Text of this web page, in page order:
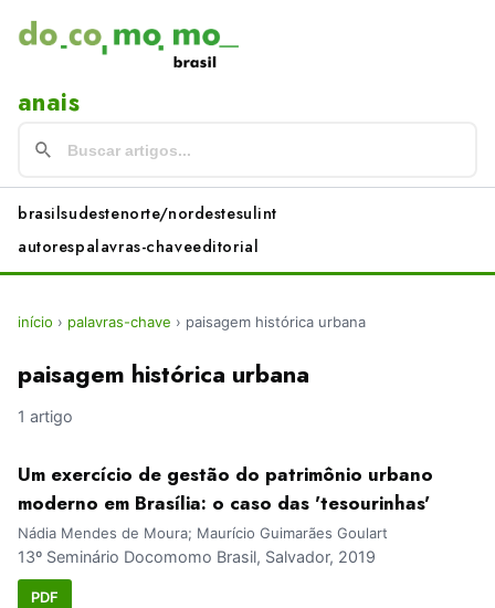
anais
brasilsudestenorte/nordestesulint
autorespalavras-chaveeditorial
início › palavras-chave › paisagem histórica urbana
paisagem histórica urbana
1 artigo
Um exercício de gestão do patrimônio urbano
moderno em Brasília: o caso das 'tesourinhas'
Nádia Mendes de Moura; Maurício Guimarães Goulart
13º Seminário Docomomo Brasil, Salvador, 2019
PDF